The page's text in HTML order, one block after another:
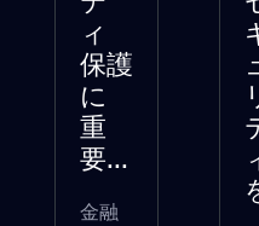
ィ
保護
に
重
要...
金融